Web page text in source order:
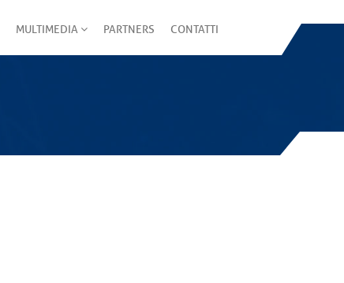
MULTIMEDIA PARTNERS CONTATTI